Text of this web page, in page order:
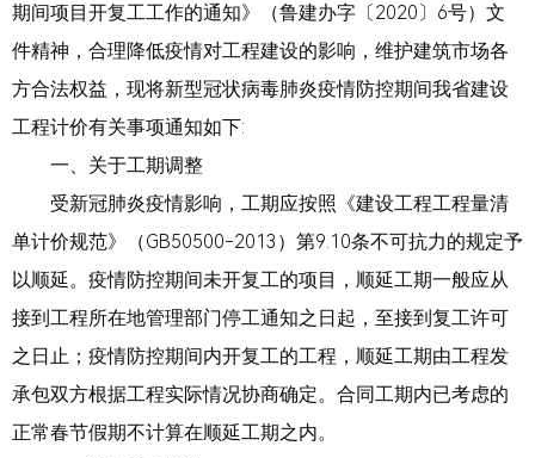
期间项目开复工工作的通知》（鲁建办字〔2020〕6号）文
件精神，合理降低疫情对工程建设的影响，维护建筑市场各
方合法权益，现将新型冠状病毒肺炎疫情防控期间我省建设
工程计价有关事项通知如下:
一、关于工期调整
受新冠肺炎疫情影响，工期应按照《建设工程工程量清
单计价规范》（GB50500-2013）第9.10条不可抗力的规定予
以顺延。疫情防控期间未开复工的项目，顺延工期一般应从
接到工程所在地管理部门停工通知之日起，至接到复工许可
之日止；疫情防控期间内开复工的工程，顺延工期由工程发
承包双方根据工程实际情况协商确定。合同工期内已考虑的
正常春节假期不计算在顺延工期之内。